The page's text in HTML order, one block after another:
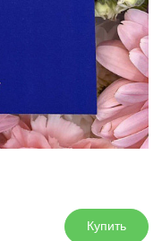
Купить